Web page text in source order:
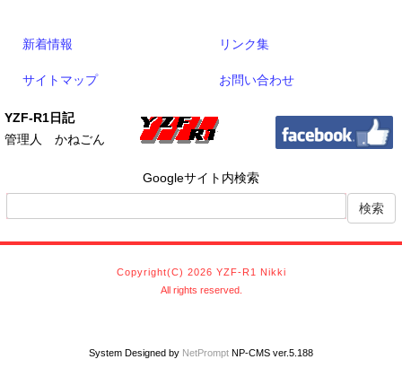
新着情報 リンク集
サイトマップ お問い合わせ
YZF-R1日記
管理人 かねごん
Googleサイト内検索
Copyright(C) 2026 YZF-R1 Nikki
All rights reserved.
System Designed by NetPrompt NP-CMS ver.5.188